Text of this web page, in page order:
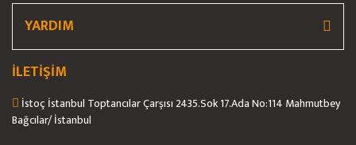
YARDIM
İLETİŞİM
İstoç İstanbul Toptancılar Çarşısı 2435.Sok 17.Ada No:114 Mahmutbey
Bağcılar/ İstanbul